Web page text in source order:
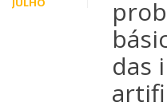
das